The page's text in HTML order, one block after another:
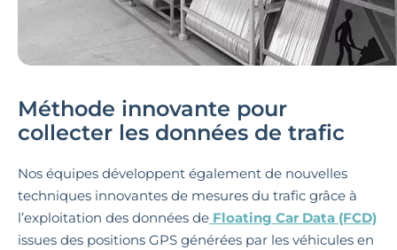
Méthode innovante pour
collecter les données de trafic
Nos équipes développent également de nouvelles
techniques innovantes de mesures du trafic grâce à
l’exploitation des données de Floating Car Data (FCD)
issues des positions GPS générées par les véhicules en